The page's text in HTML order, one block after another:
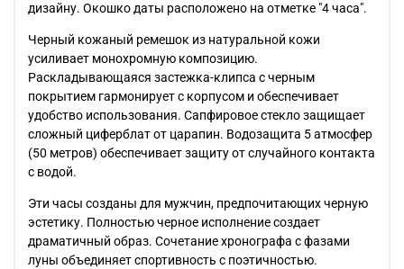
дизайну. Окошко даты расположено на отметке "4 часа".
Черный кожаный ремешок из натуральной кожи
усиливает монохромную композицию.
Раскладывающаяся застежка-клипса с черным
покрытием гармонирует с корпусом и обеспечивает
удобство использования. Сапфировое стекло защищает
сложный циферблат от царапин. Водозащита 5 атмосфер
(50 метров) обеспечивает защиту от случайного контакта
с водой.
Эти часы созданы для мужчин, предпочитающих черную
эстетику. Полностью черное исполнение создает
драматичный образ. Сочетание хронографа с фазами
луны объединяет спортивность с поэтичностью.